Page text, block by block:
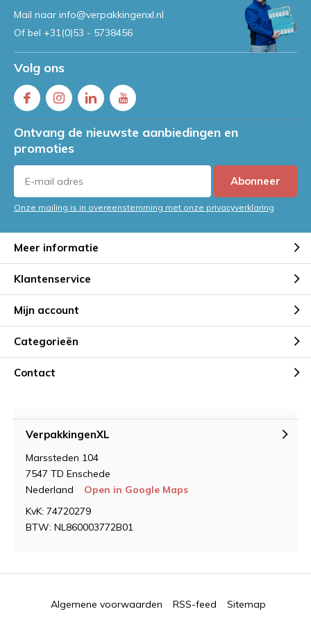
Mail naar info@verpakkingenxl.nl
Of bel +31(0)53 - 5738456
Volg ons
Ontvang de nieuwste aanbiedingen en
promoties
Abonneer
Onze mailing is in overeenstemming met onze privacyverklaring
Meer informatie
Klantenservice
Mijn account
Categorieën
Contact
VerpakkingenXL
Marssteden 104
7547 TD Enschede
Nederland
Open in Google Maps
KvK: 74720279
BTW: NL860003772B01
Algemene voorwaarden RSS-feed Sitemap